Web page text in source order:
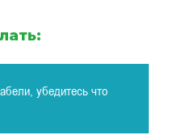
убедитесь что